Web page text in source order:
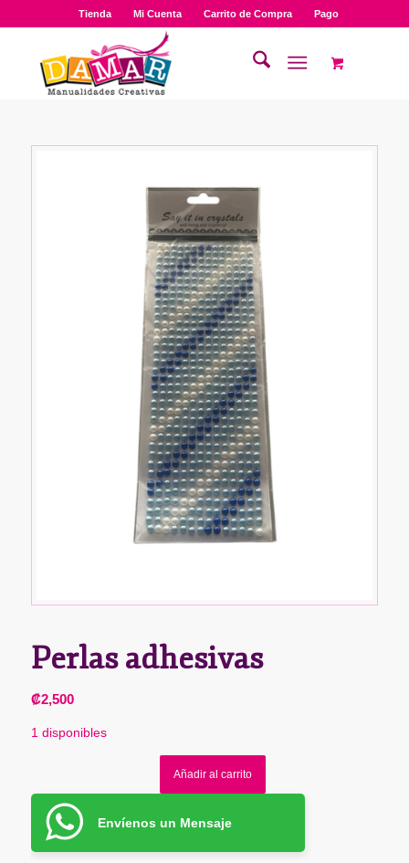
Tienda Mi Cuenta Carrito de Compra Pago
Perlas adhesivas
₡2,500
1 disponibles
Añadir al carrito
Envíenos un Mensaje